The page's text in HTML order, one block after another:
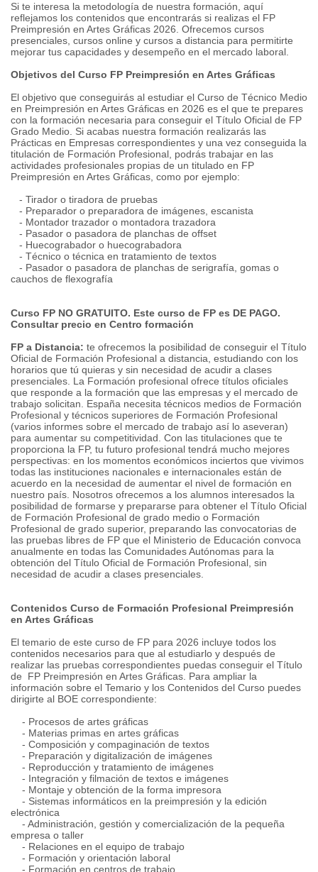
Si te interesa la metodología de nuestra formación, aquí
reflejamos los contenidos que encontrarás si realizas el FP
Preimpresión en Artes Gráficas 2026. Ofrecemos cursos
presenciales, cursos online y cursos a distancia para permitirte
mejorar tus capacidades y desempeño en el mercado laboral.
Objetivos del Curso FP Preimpresión en Artes Gráficas
El objetivo que conseguirás al estudiar el Curso de Técnico Medio
en Preimpresión en Artes Gráficas en 2026 es el que te prepares
con la formación necesaria para conseguir el Título Oficial de FP
Grado Medio. Si acabas nuestra formación realizarás las
Prácticas en Empresas correspondientes y una vez conseguida la
titulación de Formación Profesional, podrás trabajar en las
actividades profesionales propias de un titulado en FP
Preimpresión en Artes Gráficas, como por ejemplo:
- Tirador o tiradora de pruebas
- Preparador o preparadora de imágenes, escanista
- Montador trazador o montadora trazadora
- Pasador o pasadora de planchas de offset
- Huecograbador o huecograbadora
- Técnico o técnica en tratamiento de textos
- Pasador o pasadora de planchas de serigrafía, gomas o
cauchos de flexografía
Curso FP NO GRATUITO. Este curso de FP es DE PAGO.
Consultar precio en Centro formación
FP a Distancia: te ofrecemos la posibilidad de conseguir el Título
Oficial de Formación Profesional a distancia, estudiando con los
horarios que tú quieras y sin necesidad de acudir a clases
presenciales. La Formación profesional ofrece títulos oficiales
que responde a la formación que las empresas y el mercado de
trabajo solicitan. España necesita técnicos medios de Formación
Profesional y técnicos superiores de Formación Profesional
(varios informes sobre el mercado de trabajo así lo aseveran)
para aumentar su competitividad. Con las titulaciones que te
proporciona la FP, tu futuro profesional tendrá mucho mejores
perspectivas: en los momentos económicos inciertos que vivimos
todas las instituciones nacionales e internacionales están de
acuerdo en la necesidad de aumentar el nivel de formación en
nuestro país. Nosotros ofrecemos a los alumnos interesados la
posibilidad de formarse y prepararse para obtener el Título Oficial
de Formación Profesional de grado medio o Formación
Profesional de grado superior, preparando las convocatorias de
las pruebas libres de FP que el Ministerio de Educación convoca
anualmente en todas las Comunidades Autónomas para la
obtención del Título Oficial de Formación Profesional, sin
necesidad de acudir a clases presenciales.
Contenidos Curso de Formación Profesional Preimpresión
en Artes Gráficas
El temario de este curso de FP para 2026 incluye todos los
contenidos necesarios para que al estudiarlo y después de
realizar las pruebas correspondientes puedas conseguir el Título
de FP Preimpresión en Artes Gráficas. Para ampliar la
información sobre el Temario y los Contenidos del Curso puedes
dirigirte al BOE correspondiente:
- Procesos de artes gráficas
- Materias primas en artes gráficas
- Composición y compaginación de textos
- Preparación y digitalización de imágenes
- Reproducción y tratamiento de imágenes
- Integración y filmación de textos e imágenes
- Montaje y obtención de la forma impresora
- Sistemas informáticos en la preimpresión y la edición
electrónica
- Administración, gestión y comercialización de la pequeña
empresa o taller
- Relaciones en el equipo de trabajo
- Formación y orientación laboral
- Formación en centros de trabajo